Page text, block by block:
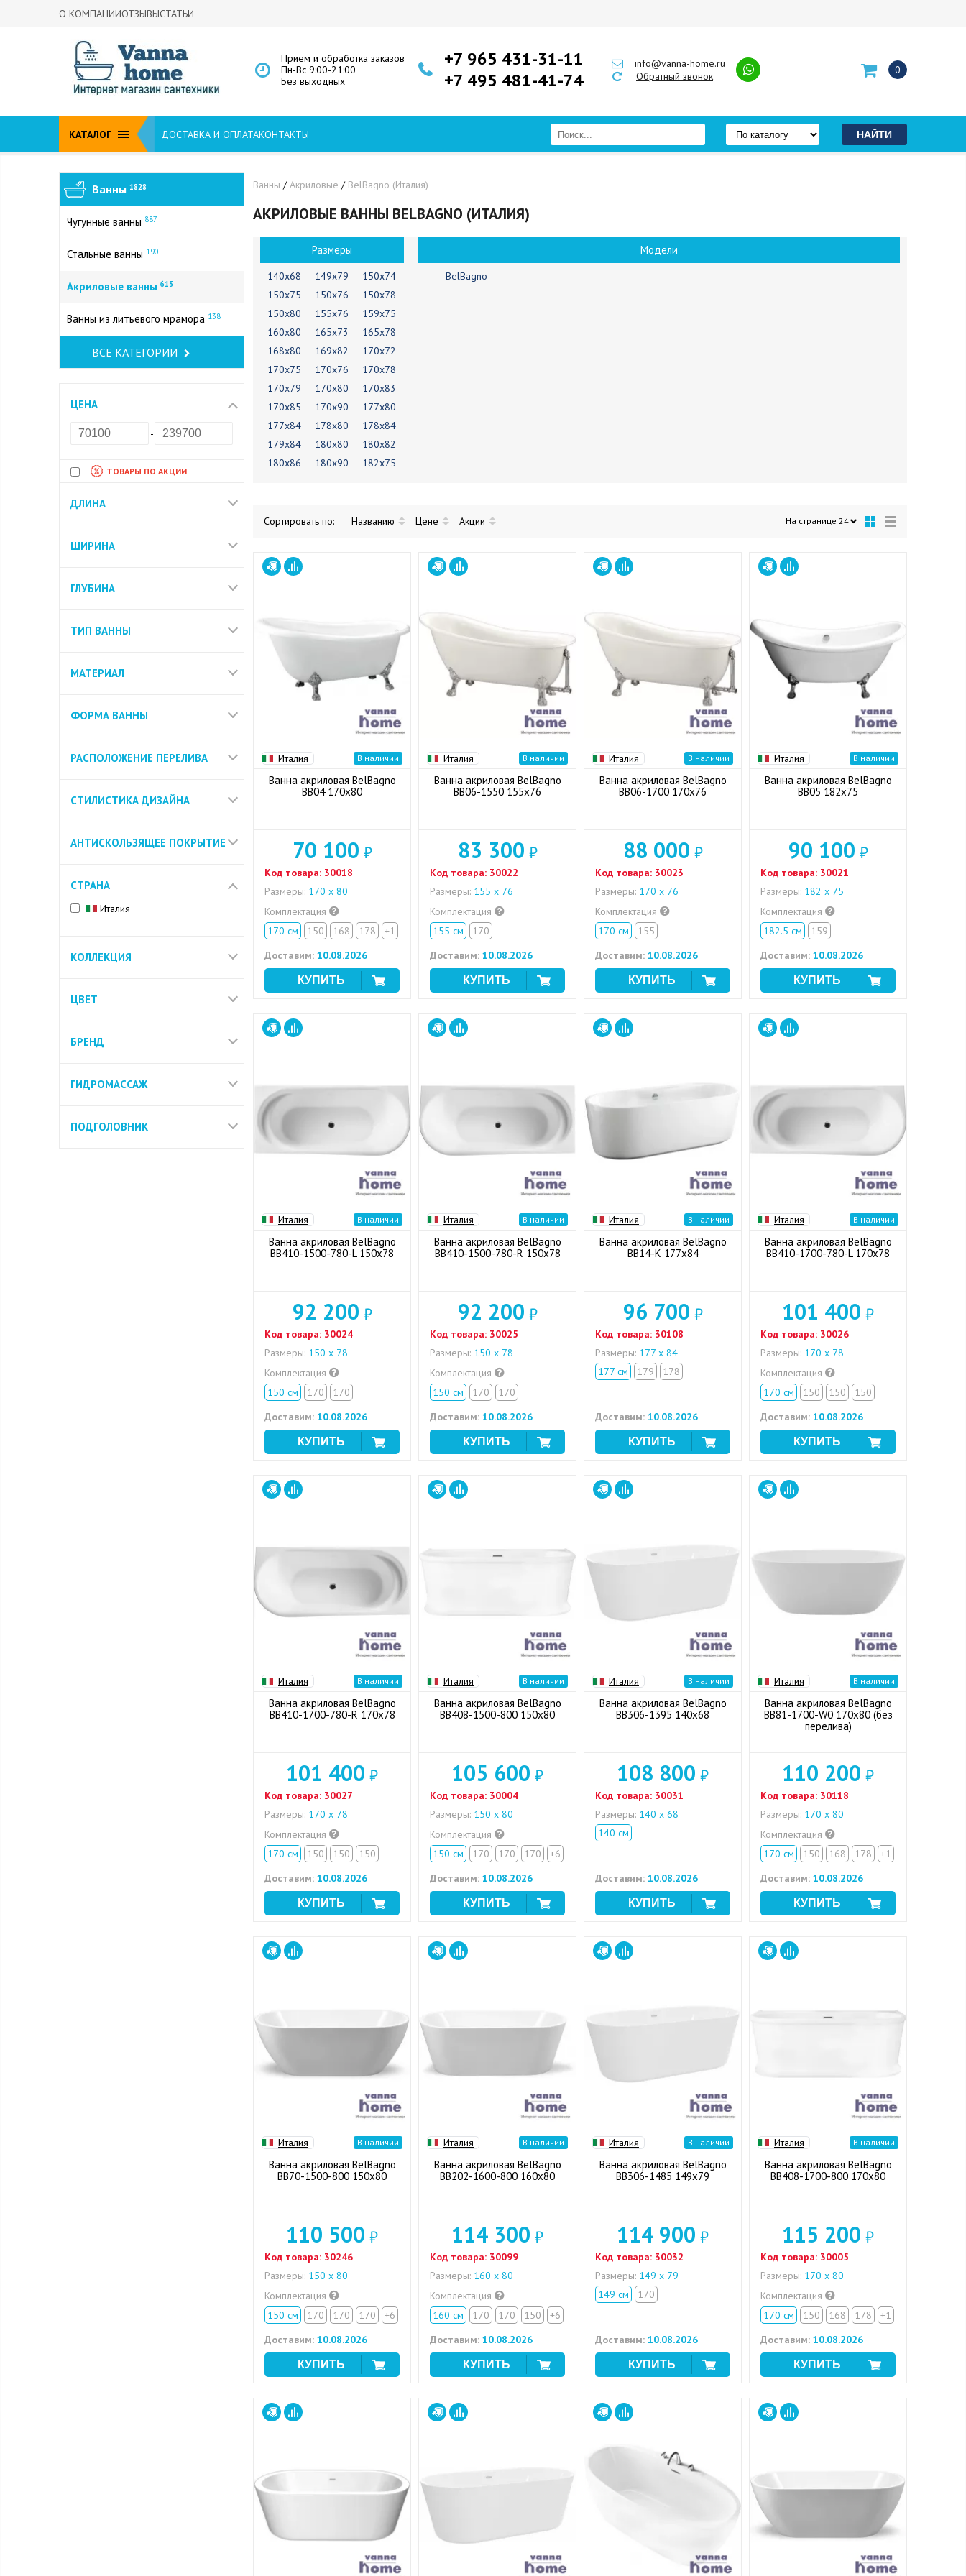
О КОМПАНИИОТЗЫВЫСТАТЬИ
Приём и обработка заказов
Пн-Вс 9:00-21:00
Без выходных
+7 965 431-31-11
+7 495 481-41-74
info@vanna-home.ru
Обратный звонок
0
КАТАЛОГ ДОСТАВКА И ОПЛАТАКОНТАКТЫ
Ванны 1828
Чугунные ванны 887
Стальные ванны 190
Акриловые ванны 613
Ванны из литьевого мрамора 138
ВСЕ КАТЕГОРИИ
ЦЕНА
-
ТОВАРЫ ПО АКЦИИ
ДЛИНА
ШИРИНА
ГЛУБИНА
ТИП ВАННЫ
МАТЕРИАЛ
ФОРМА ВАННЫ
РАСПОЛОЖЕНИЕ ПЕРЕЛИВА
СТИЛИСТИКА ДИЗАЙНА
АНТИСКОЛЬЗЯЩЕЕ ПОКРЫТИЕ
СТРАНА
Италия
КОЛЛЕКЦИЯ
ЦВЕТ
БРЕНД
ГИДРОМАССАЖ
ПОДГОЛОВНИК
Ванны /Акриловые / BelBagno (Италия)
АКРИЛОВЫЕ ВАННЫ BELBAGNO (ИТАЛИЯ)
Размеры Модели
140х68 149х79
150х74
150х75
150х76
150х78
150х80
155х76
159х75
160х80
165х73
165х78
168х80
169х82
170х72
170х75
170х76
170х78
170х79
170х80
170х83
170х85
170х90
177х80
177х84
178х80
178х84
179х84
180х80
180х82
180х86
180х90 182х75
BelBagno
Сортировать по: Названию Цене Акции На странице 24
Италия В наличии
Ванна акриловая BelBagno
BB04 170x80
70 100 ₽
Код товара: 30018
Размеры: 170 х 80
Комплектация
170 см
150 168 178
+1
Доставим: 10.08.2026
Италия В наличии
Ванна акриловая BelBagno
BB06-1550 155x76
83 300 ₽
Код товара: 30022
Размеры: 155 x 76
Комплектация
155 см
170
Доставим: 10.08.2026
Италия В наличии
Ванна акриловая BelBagno
BB06-1700 170x76
88 000 ₽
Код товара: 30023
Размеры: 170 x 76
Комплектация
170 см
155
Доставим: 10.08.2026
Италия В наличии
Ванна акриловая BelBagno
BB05 182x75
90 100 ₽
Код товара: 30021
Размеры: 182 x 75
Комплектация
182.5 см
159
Доставим: 10.08.2026
Италия В наличии
Ванна акриловая BelBagno
BB410-1500-780-L 150x78
92 200 ₽
Код товара: 30024
Размеры: 150 x 78
Комплектация
150 см
170
170
Доставим: 10.08.2026
Италия В наличии
Ванна акриловая BelBagno
BB410-1500-780-R 150x78
92 200 ₽
Код товара: 30025
Размеры: 150 x 78
Комплектация
150 см
170
170
Доставим: 10.08.2026
Италия В наличии
Ванна акриловая BelBagno
BB14-K 177x84
96 700 ₽
Код товара: 30108
Размеры: 177 x 84
177 см
179 178
Доставим: 10.08.2026
Италия В наличии
Ванна акриловая BelBagno
BB410-1700-780-L 170x78
101 400 ₽
Код товара: 30026
Размеры: 170 x 78
Комплектация
170 см
150 150
150
Доставим: 10.08.2026
Италия В наличии
Ванна акриловая BelBagno
BB410-1700-780-R 170x78
101 400 ₽
Код товара: 30027
Размеры: 170 x 78
Комплектация
170 см
150 150
150
Доставим: 10.08.2026
Италия В наличии
Ванна акриловая BelBagno
BB408-1500-800 150x80
105 600 ₽
Код товара: 30004
Размеры: 150 х 80
Комплектация
150 см
170 170 170
+6
Доставим: 10.08.2026
Италия В наличии
Ванна акриловая BelBagno
BB306-1395 140x68
108 800 ₽
Код товара: 30031
Размеры: 140 x 68
140 см
Доставим: 10.08.2026
Италия В наличии
Ванна акриловая BelBagno
BB81-1700-W0 170x80 (без
перелива)
110 200 ₽
Код товара: 30118
Размеры: 170 x 80
Комплектация
170 см
150 168 178
+1
Доставим: 10.08.2026
Италия В наличии
Ванна акриловая BelBagno
BB70-1500-800 150x80
110 500 ₽
Код товара: 30246
Размеры: 150 х 80
Комплектация
150 см
170 170 170
+6
Доставим: 10.08.2026
Италия В наличии
Ванна акриловая BelBagno
BB202-1600-800 160x80
114 300 ₽
Код товара: 30099
Размеры: 160 х 80
Комплектация
160 см
170 170 150
+6
Доставим: 10.08.2026
Италия В наличии
Ванна акриловая BelBagno
BB306-1485 149x79
114 900 ₽
Код товара: 30032
Размеры: 149 x 79
149 см
170
Доставим: 10.08.2026
Италия В наличии
Ванна акриловая BelBagno
BB408-1700-800 170x80
115 200 ₽
Код товара: 30005
Размеры: 170 х 80
Комплектация
170 см
150 168 178
+1
Доставим: 10.08.2026